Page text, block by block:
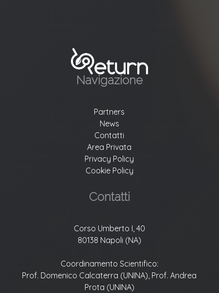
Navigazione
Partners
News
Contatti
Area Privata
Privacy Policy
Cookie Policy
Contatti
Corso Umberto I, 40
80138 Napoli (NA)
Coordinamento Scientifico:
Prof. Domenico Calcaterra (UNINA), Prof. Andrea
Prota (UNINA)